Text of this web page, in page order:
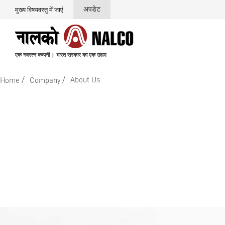
मुख्य विषयवस्तु में जाएं अपडेट
एक नवरत्न कम्पनी | भारत सरकार का एक उद्यम
Home / Company / About Us